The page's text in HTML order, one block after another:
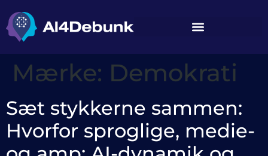
Mærke: Demokrati
Sæt stykkerne sammen:
Hvorfor sproglige, medie-